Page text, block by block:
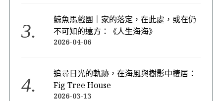
鯨魚馬戲團｜家的落定，在此處，或在仍
不可知的遠方：《人生海海》
2026-04-06
追尋日光的軌跡，在海風與樹影中棲居：
Fig Tree House
2026-03-13